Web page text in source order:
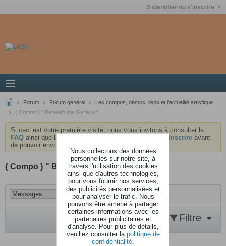
S'identifier ou s'inscrire
Forum Forum général
Les compos, démos, liens et l'actualité artistique
{ Compo } " Beneath the Surface "
Si ceci est votre première visite, nous vous invitons à consulter la
FAQ ainsi que la inscrire avant
de pouvoir envoyer des messages.
{ Compo } " Beneath the Surface "
Filtre
Nous collectons des données
personnelles sur notre site, à
travers l'utilisation des cookies
ainsi que d'autres technologies,
pour vous fournir nos services,
des publicités personnalisées et
pour analyser le trafic. Nous
pouvons être amené à partager
certaines informations avec les
partenaires publicitaires et
d'analyse. Pour plus de détails,
veuillez consulter la politique de
confidentialité